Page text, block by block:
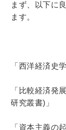
金融・ファ
他建築・芸術
日本の伝統
楽譜・スコ
まず、以下に
ます。
「西洋経済史学
「比較経済発
研究叢書) 」
「資本主義の